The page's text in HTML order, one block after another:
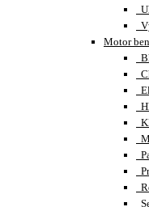
Motor